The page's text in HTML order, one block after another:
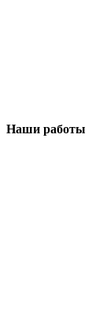
Наши работы